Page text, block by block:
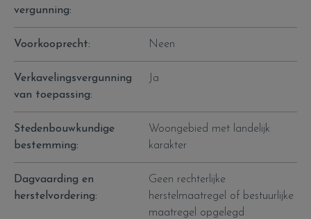
vergunning:
Voorkooprecht: Neen
Verkavelingsvergunning
van toepassing:
Ja
Stedenbouwkundige
bestemming:
Woongebied met landelijk
karakter
Dagvaarding en
herstelvordering:
Geen rechterlijke
herstelmaatregel of bestuurlijke
maatregel opgelegd